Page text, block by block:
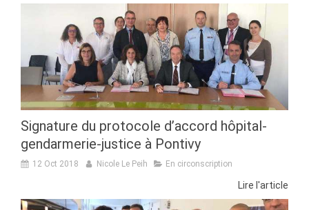
Signature du protocole d’accord hôpital-
gendarmerie-justice à Pontivy
12 Oct 2018 Nicole Le Peih En circonscription
Lire l'article